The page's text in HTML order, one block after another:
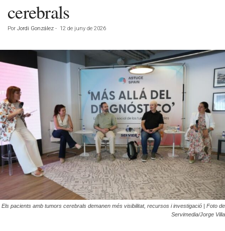
cerebrals
Por Jordi González - 12 de juny de 2026
Els pacients amb tumors cerebrals demanen més visibilitat, recursos i investigació | Foto de
Servimedia/Jorge Villa